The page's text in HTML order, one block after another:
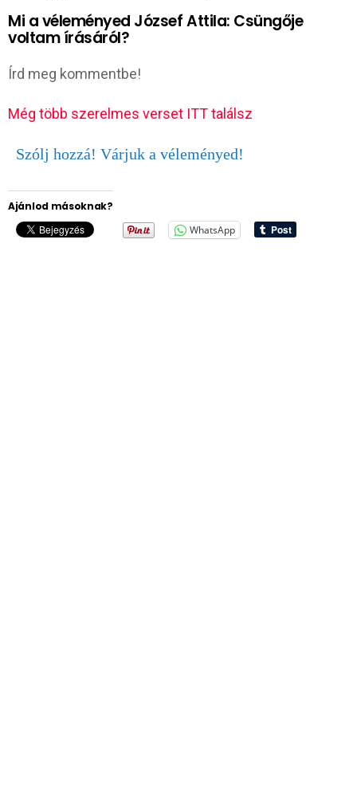
Mi a véleményed József Attila: Csüngője
voltam írásáról?
Írd meg kommentbe!
Még több szerelmes verset ITT találsz
Szólj hozzá! Várjuk a véleményed!
Ajánlod másoknak?
WhatsApp